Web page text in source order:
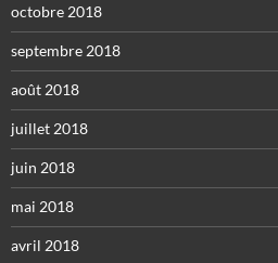
octobre 2018
septembre 2018
août 2018
juillet 2018
juin 2018
mai 2018
avril 2018